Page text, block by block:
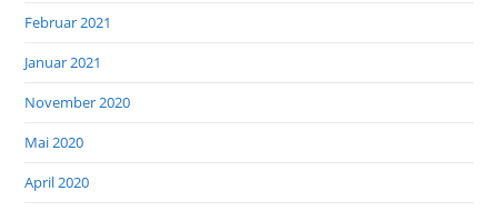
Februar 2021
Januar 2021
November 2020
Mai 2020
April 2020